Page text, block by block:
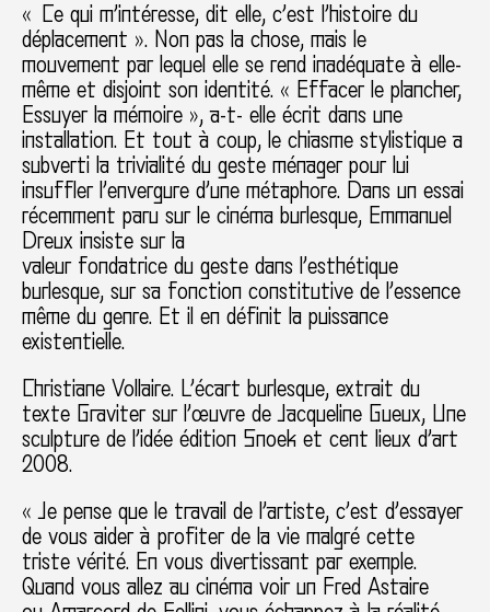
« Ce qui m’intéresse, dit elle, c’est l’histoire du
déplacement ». Non pas la chose, mais le
mouvement par lequel elle se rend inadéquate à elle-
même et disjoint son identité. « Effacer le plancher,
Essuyer la mémoire », a-t- elle écrit dans une
installation. Et tout à coup, le chiasme stylistique a
subverti la trivialité du geste ménager pour lui
insuffler l’envergure d’une métaphore. Dans un essai
récemment paru sur le cinéma burlesque, Emmanuel
Dreux insiste sur la
valeur fondatrice du geste dans l’esthétique
burlesque, sur sa fonction constitutive de l’essence
même du genre. Et il en définit la puissance
existentielle.
Christiane Vollaire. L’écart burlesque, extrait du
texte Graviter sur l’œuvre de Jacqueline Gueux, Une
sculpture de l’idée édition Snoek et cent lieux d’art
2008.
« Je pense que le travail de l’artiste, c’est d’essayer
de vous aider à profiter de la vie malgré cette
triste vérité. En vous divertissant par exemple.
Quand vous allez au cinéma voir un Fred Astaire